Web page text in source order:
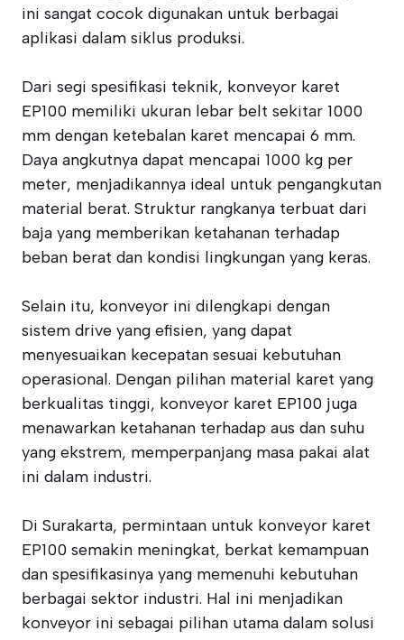
ini sangat cocok digunakan untuk berbagai
aplikasi dalam siklus produksi.
Dari segi spesifikasi teknik, konveyor karet
EP100 memiliki ukuran lebar belt sekitar 1000
mm dengan ketebalan karet mencapai 6 mm.
Daya angkutnya dapat mencapai 1000 kg per
meter, menjadikannya ideal untuk pengangkutan
material berat. Struktur rangkanya terbuat dari
baja yang memberikan ketahanan terhadap
beban berat dan kondisi lingkungan yang keras.
Selain itu, konveyor ini dilengkapi dengan
sistem drive yang efisien, yang dapat
menyesuaikan kecepatan sesuai kebutuhan
operasional. Dengan pilihan material karet yang
berkualitas tinggi, konveyor karet EP100 juga
menawarkan ketahanan terhadap aus dan suhu
yang ekstrem, memperpanjang masa pakai alat
ini dalam industri.
Di Surakarta, permintaan untuk konveyor karet
EP100 semakin meningkat, berkat kemampuan
dan spesifikasinya yang memenuhi kebutuhan
berbagai sektor industri. Hal ini menjadikan
konveyor ini sebagai pilihan utama dalam solusi